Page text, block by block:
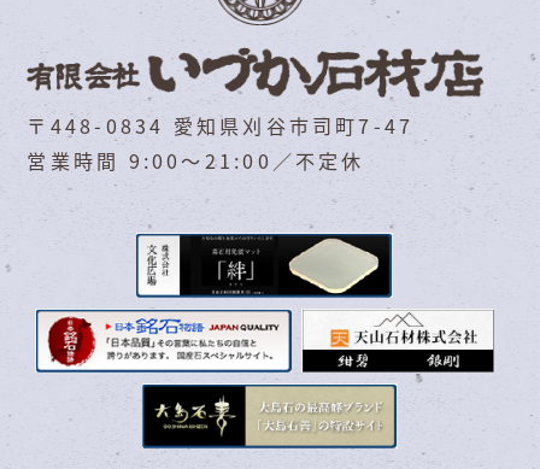
〒448-0834 愛知県刈谷市司町7-47
営業時間 9:00～21:00／不定休